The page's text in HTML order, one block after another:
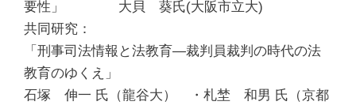
要性」 大貝 葵氏(大阪市立大)
共同研究：
「刑事司法情報と法教育―裁判員裁判の時代の法
教育のゆくえ」
石塚 伸一 氏（龍谷大） ・札埜 和男 氏（京都